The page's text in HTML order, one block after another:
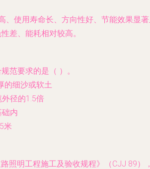
、使用寿命长、方向性好、节能效果显
差、能耗相对较高。
范要求的是（ ）。
的细沙或软土
径的1.5倍
内
米
路照明工程施工及验收规程》（CJJ 89